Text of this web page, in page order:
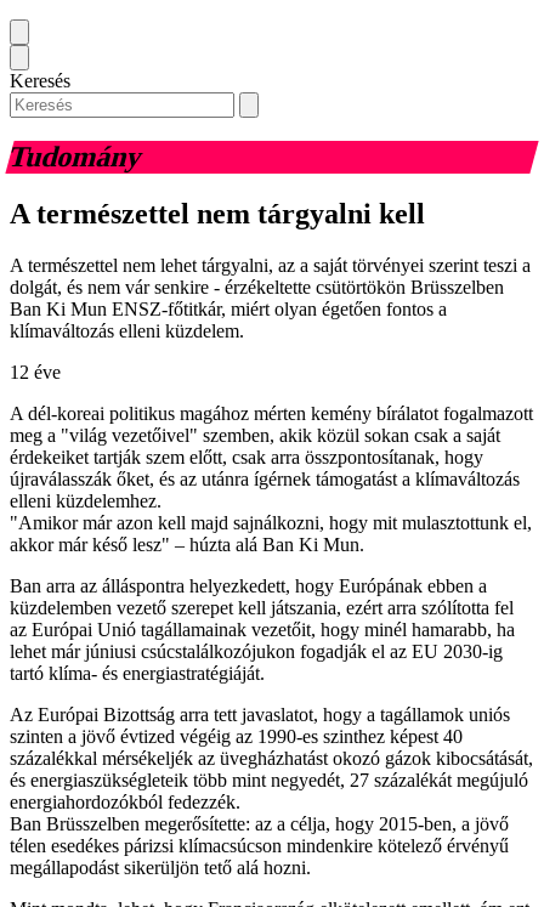
Keresés
Tudomány
A természettel nem tárgyalni kell
A természettel nem lehet tárgyalni, az a saját törvényei szerint teszi a
dolgát, és nem vár senkire - érzékeltette csütörtökön Brüsszelben
Ban Ki Mun ENSZ-főtitkár, miért olyan égetően fontos a
klímaváltozás elleni küzdelem.
12 éve
A dél-koreai politikus magához mérten kemény bírálatot fogalmazott
meg a "világ vezetőivel" szemben, akik közül sokan csak a saját
érdekeiket tartják szem előtt, csak arra összpontosítanak, hogy
újraválasszák őket, és az utánra ígérnek támogatást a klímaváltozás
elleni küzdelemhez.
"Amikor már azon kell majd sajnálkozni, hogy mit mulasztottunk el,
akkor már késő lesz" – húzta alá Ban Ki Mun.
Ban arra az álláspontra helyezkedett, hogy Európának ebben a
küzdelemben vezető szerepet kell játszania, ezért arra szólította fel
az Európai Unió tagállamainak vezetőit, hogy minél hamarabb, ha
lehet már júniusi csúcstalálkozójukon fogadják el az EU 2030-ig
tartó klíma- és energiastratégiáját.
Az Európai Bizottság arra tett javaslatot, hogy a tagállamok uniós
szinten a jövő évtized végéig az 1990-es szinthez képest 40
százalékkal mérsékeljék az üvegházhatást okozó gázok kibocsátását,
és energiaszükségleteik több mint negyedét, 27 százalékát megújuló
energiahordozókból fedezzék.
Ban Brüsszelben megerősítette: az a célja, hogy 2015-ben, a jövő
télen esedékes párizsi klímacsúcson mindenkire kötelező érvényű
megállapodást sikerüljön tető alá hozni.